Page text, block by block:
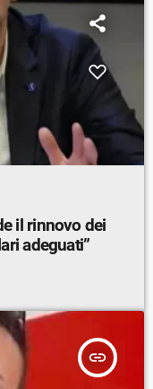
il rinnovo dei
adeguati”
insert_link